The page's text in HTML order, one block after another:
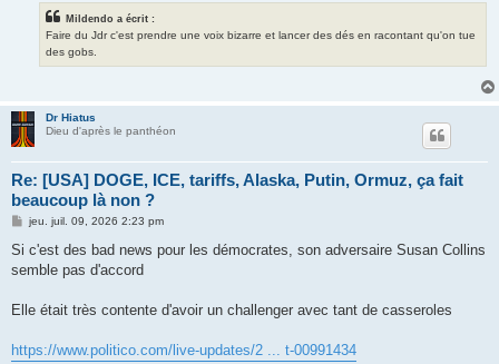
Mildendo a écrit :
Faire du Jdr c'est prendre une voix bizarre et lancer des dés en racontant qu'on tue
des gobs.
Dr Hiatus
Dieu d'après le panthéon
Re: [USA] DOGE, ICE, tariffs, Alaska, Putin, Ormuz, ça fait
beaucoup là non ?
M
s
a
jeu. juil. 09, 2026 2:23 pm
Si c'est des bad news pour les démocrates, son adversaire Susan Collins
semble pas d'accord
Elle était très contente d'avoir un challenger avec tant de casseroles
https://www.politico.com/live-updates/2 ... t-00991434